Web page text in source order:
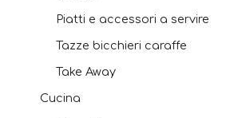
Piatti e accessori a servire
Tazze bicchieri caraffe
Take Away
Cucina